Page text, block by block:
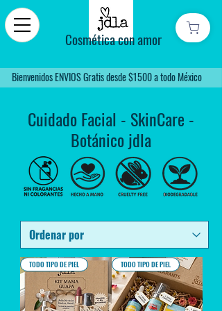
Cosmética con amor
Bienvenidos ENVIOS Gratis desde $1500 a todo México
Cuidado Facial - SkinCare -
Botánico jdla
TODO TIPO DE PIEL TODO TIPO DE PIEL